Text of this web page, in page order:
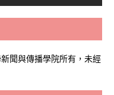
聞與傳播學院所有，未經